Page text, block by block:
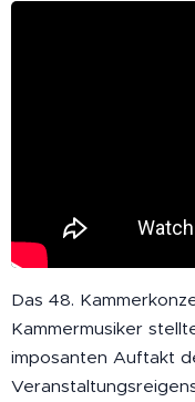
Das 48.
Kammermusiker
imposanten Auftakt